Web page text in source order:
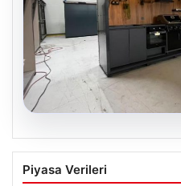
04.08.2026
Dış Mekan Yaşam
bahçe mutfağı
Piyasa Verileri